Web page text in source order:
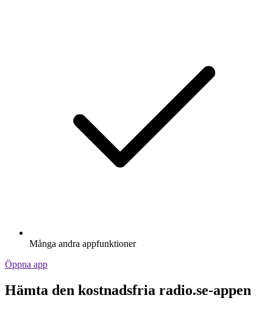
Många andra appfunktioner
Öppna app
Hämta den kostnadsfria radio.se-appen